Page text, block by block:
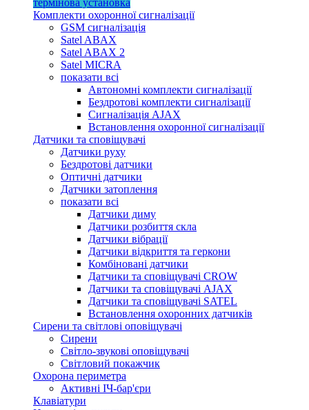
Комплекти охоронної сигналізації
GSM сигналізація
Satel ABAX
Satel ABAX 2
Satel MICRA
показати всі
Автономні комплекти сигналізації
Бездротові комплекти сигналізації
Сигналізація AJAX
Встановлення охоронної сигналізації
Датчики та сповіщувачі
Датчики руху
Бездротові датчики
Оптичні датчики
Датчики затоплення
показати всі
Датчики диму
Датчики розбиття скла
Датчики вібрації
Датчики відкриття та геркони
Комбіновані датчики
Датчики та сповіщувачі CROW
Датчики та сповіщувачі AJAX
Датчики та сповіщувачі SATEL
Встановлення охоронних датчиків
Сирени та світлові оповіщувачі
Сирени
Світло-звукові оповіщувачі
Світловий покажчик
Охорона периметра
Активні ІЧ-бар'єри
Клавіатури